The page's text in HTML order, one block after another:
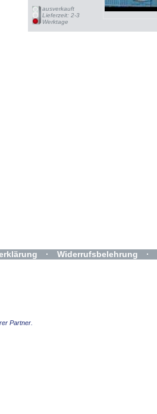
ausverkauft
Lieferzeit: 2-3
Werktage
· Widerrufsbelehrung ·
Partner.